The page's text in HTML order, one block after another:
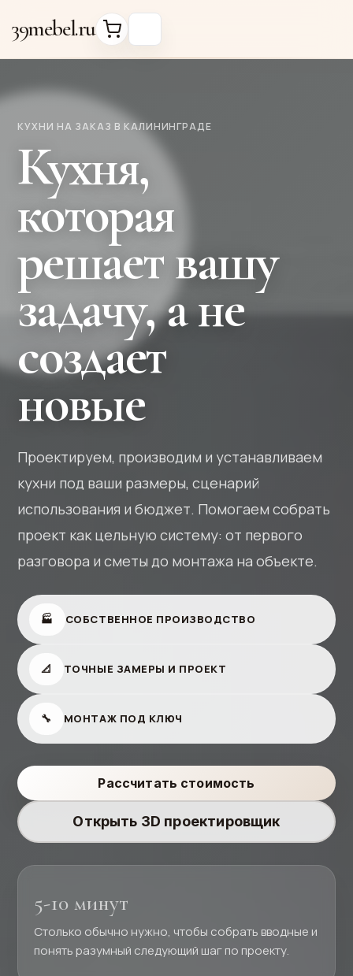
39mebel.ru
КУХНИ НА ЗАКАЗ В КАЛИНИНГРАДЕ
Кухня,
которая
решает вашу
задачу, а не
создает
новые
Проектируем, производим и устанавливаем
кухни под ваши размеры, сценарий
использования и бюджет. Помогаем собрать
проект как цельную систему: от первого
разговора и сметы до монтажа на объекте.
🏭 СОБСТВЕННОЕ ПРОИЗВОДСТВО
📐 ТОЧНЫЕ ЗАМЕРЫ И ПРОЕКТ
🔧 МОНТАЖ ПОД КЛЮЧ
Рассчитать стоимость
Открыть 3D проектировщик
5-10 минут
Столько обычно нужно, чтобы собрать вводные и
понять разумный следующий шаг по проекту.